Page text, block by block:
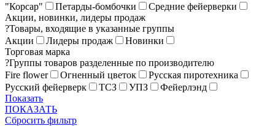
"Корсар"
Петарды-бомбочки
Средние фейерверки
Акции, новинки, лидеры продаж
?Товары, входящие в указанные группы
Акции
Лидеры продаж
Новинки
Торговая марка
?Группы товаров разделенные по производителю
Fire flower
Огненный цветок
Русская пиротехника
Русский фейерверк
ТСЗ УПЗ
Фейерлэнд
Показать
ПОКАЗАТЬ
Сбросить фильтр